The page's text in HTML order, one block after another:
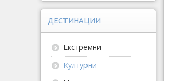
ДЕСТИНАЦИИ
Екстремни
Културни